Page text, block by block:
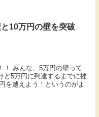
10万円の壁を突破
！ みんな、5万円の壁って
ど5万円に到達するまでに挫
を越えよう！というのがよ